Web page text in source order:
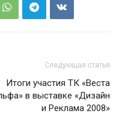
Следующая статья
Итоги участия ТК «Веста
в выставке «Дизайн
и Реклама 2008»